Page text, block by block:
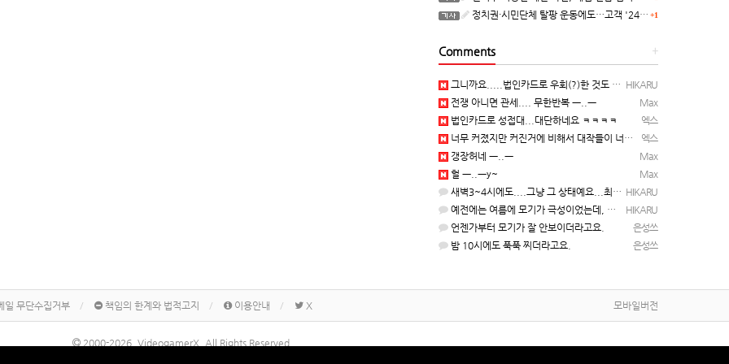
+1
정치권·시민단체 탈팡 운동에도…고객 '2470만명' 원상 회복, "고물가에 돌팡"
+
Comments
HIKARU
그니까요.....법인카드로 우회(?)한 것도 아니고, 대놓고...ㅋ ㅋ)
Max
전쟁 아니면 관세.... 무한반복 ㅡ..ㅡ
엑스
법인카드로 성접대...대단하네요 ㅋㅋㅋㅋ
엑스
너무 커졌지만 커진거에 비해서 대작들이 너무 줄었죠.........
Max
갱장허네 ㅡ..ㅡ
Max
헐 ㅡ..ㅡy~
HIKARU
새벽3~4시에도....그냥 그 상태예요...최근 1주일은....
HIKARU
예전에는 여름에 모기가 극성이었는데, 여름에는 안나오는 것 같은.....ㅎ ㅎ)
은성쓰
언젠가부터 모기가 잘 안보이더라고요.
은성쓰
밤 10시에도 푹푹 찌더라고요.
일 무단수집거부 책임의 한계와 법적고지 이용안내 X 모바일버전
2000-2026, VideogamerX. All Rights Reserved.